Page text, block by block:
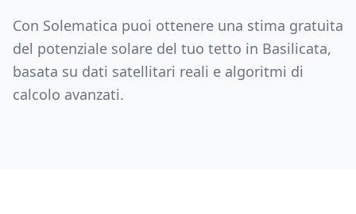
Con Solematica puoi ottenere una stima gratuita
del potenziale solare del tuo tetto in Basilicata,
basata su dati satellitari reali e algoritmi di
calcolo avanzati.